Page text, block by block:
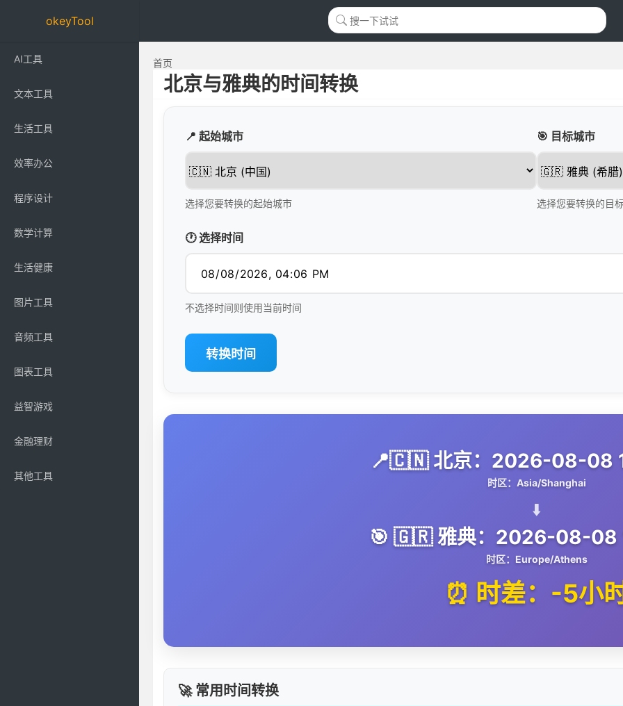
okeyTool
AI工具
文本工具
生活工具
效率办公
程序设计
数学计算
生活健康
图片工具
音频工具
图表工具
益智游戏
金融理财
其他工具
首页
北京与雅典的时间转换
📍 起始城市
选择您要转换的起始城市
🎯 目标城市
选择您要转换的目
🕐 选择时间
不选择时间则使用当前时间
转换时间
📍🇨🇳 北京：2026-08-08
时区：Asia/Shanghai
⬇️
🎯 🇬🇷 雅典：2026-08-08
时区：Europe/Athens
⏰ 时差：-5小
🚀 常用时间转换